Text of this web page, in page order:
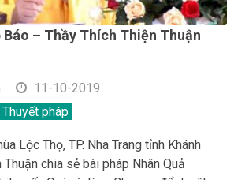
Báo – Thầy Thích Thiện Thuận
11-10-2019
Thuyết pháp
Lộc Thọ, TP. Nha Trang tỉnh Khánh
Thuận chia sẻ bài pháp Nhân Quả